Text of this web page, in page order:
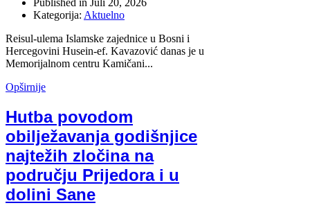
Published in Juli 20, 2026
Kategorija: Aktuelno
Reisul-ulema Islamske zajednice u Bosni i
Hercegovini Husein-ef. Kavazović danas je u
Memorijalnom centru Kamičani...
Opširnije
Hutba povodom
obilježavanja godišnjice
najtežih zločina na
području Prijedora i u
dolini Sane